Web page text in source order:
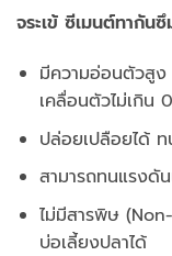
จระเข้ ซีเมนต์ทากั
มีความอ่อนตัวสูง
เคลื่อนตัวไม่เกิน
ปล่อยเปลือยได้
สามารถทนแรงดั
ไม่มีสารพิษ
บ่อเลี้ยงปลาได้